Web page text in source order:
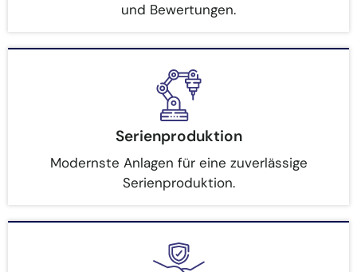
und Bewertungen.
Serienproduktion
Modernste Anlagen für eine zuverlässige
Serienproduktion.